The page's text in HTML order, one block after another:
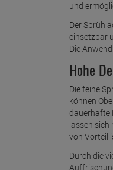
und
Der
einsetzbar
Die
Hohe
Die feine
können
dauerhafte
lassen
von Vorteil
Durch die